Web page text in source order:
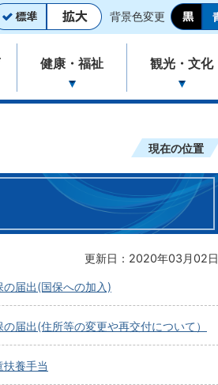
背景色変更
健康・福祉 観光・文化
現在の位置
更新日：2020年03月02日
の届出(国保への加入)
の届出(住所等の変更や再交付について）
扶養手当